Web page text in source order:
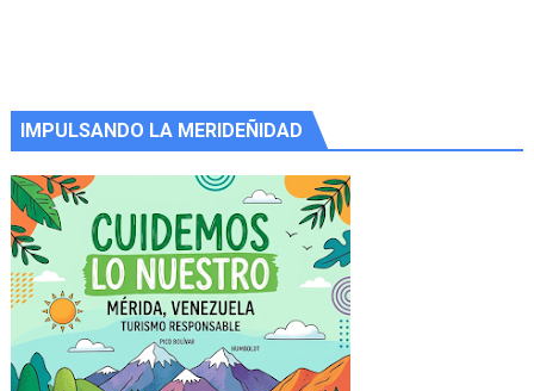
IMPULSANDO LA MERIDEÑIDAD